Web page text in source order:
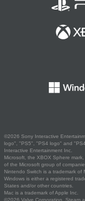
©2026 Sony Interactive
logo", "PS5", "PS4 logo" and
Interactive Entertainment Inc.
Microsoft, the XBOX Sphere
of the Microsoft group of
Nintendo Switch is a trademark of
Windows is either a registered
States and/or other countries.
Mac is a trademark of Apple Inc.
©2026 Valve Corporation. Steam